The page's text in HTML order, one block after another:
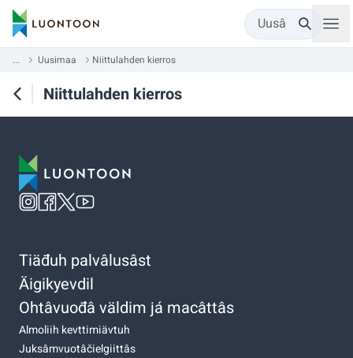
Uusâ
... Uusimaa Niittulahden kierros
Niittulahden kierros
Tiäđuh palvâlusâst
Äigikyevdil
Ohtâvuođâ väldim já macâttâs
Almoliih kevttimiävtuh
Juksâmvuotâčielgiittâs